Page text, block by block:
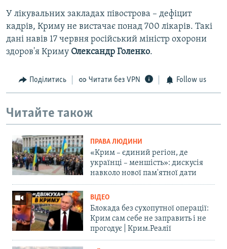
У лікувальних закладах півострова – дефіцит
кадрів, Криму не вистачає понад 700 лікарів. Такі
дані навів 17 червня російський міністр охорони
здоров'я Криму Олександр Голенко.
Поділитись Читати без VPN Follow us
Читайте також
ПРАВА ЛЮДИНИ
«Крим – єдиний регіон, де
українці – меншість»: дискусія
навколо нової пам'ятної дати
ВІДЕО
Блокада без сухопутної операції:
Крим сам себе не заправить і не
прогодує | Крим.Реалії